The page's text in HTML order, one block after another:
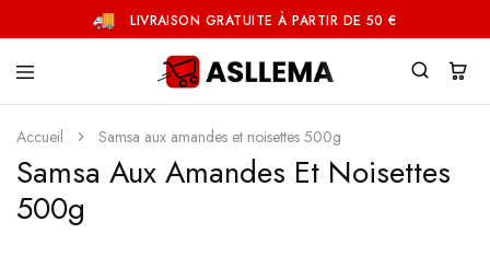
LIVRAISON GRATUITE À PARTIR DE 50 €
Accueil Samsa aux amandes et noisettes 500g
Samsa Aux Amandes Et Noisettes
500g